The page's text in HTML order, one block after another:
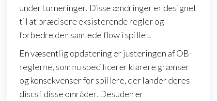
under turneringer. Disse ændringer er designet
til at præcisere eksisterende regler og
forbedre den samlede flow i spillet.
En væsentlig opdatering er justeringen af OB-
reglerne, som nu specificerer klarere grænser
og konsekvenser for spillere, der lander deres
discs i disse områder. Desuden er